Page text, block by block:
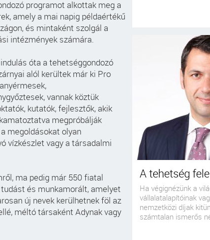
programot alkottak meg a
amely a mai napig példaértékű
és mintaként szolgál a
intézmények számára.
óta a tehetséggondozó
alól kerültek már ki Pro
vannak köztük
kutatók, fejlesztők, akik
megpróbálják
megoldásokat olyan
vízkészlet vagy a társadalmi
ma pedig már 550 fiatal
és munkamorált, amelyet
új nevek kerülhetnek föl az
méltó társaként Adynak vagy
A tehetség
Ha végignézünk a
vállalatalapítóinak
nemzetközi díjak
számtalan ismerős